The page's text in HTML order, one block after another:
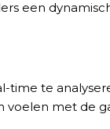
een
time te
voelen met de